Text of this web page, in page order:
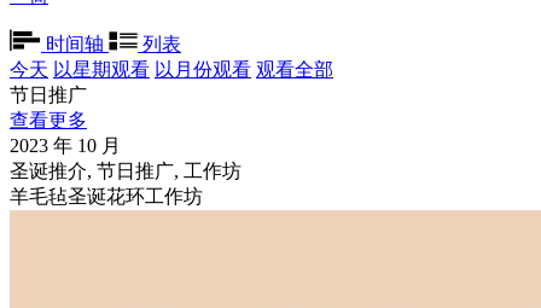
时间轴
列表
今天 以星期观看 以月份观看 观看全部
节日推广
查看更多
2023 年 10 月
圣诞推介, 节日推广, 工作坊
羊毛毡圣诞花环工作坊